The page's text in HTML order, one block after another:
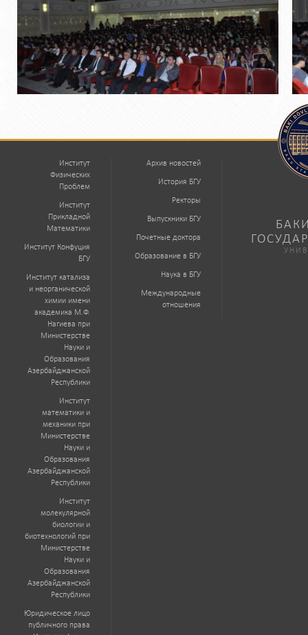
Институт
Физических
Проблем
Институт
Прикладной
Математики
Институт Конфуция
БГУ
Институт катализа
и неорганической
химии имени
академика М.Ф.
Нагиева при
Министерстве
Науки и
Образования
Азербайджанской
Республики
Институт
математики и
механики при
Министерстве
Науки и
Образования
Азербайджанской
Республики
Институт
молекулярной
биологии и
биотехнологий при
Министерстве
Науки и
Образования
Азербайджанской
Республики
Юридическое лицо
публичного права
Архив новостей
История БГУ
Ректоры
Выпускники БГУ
Почетные доктора
Образование в БГУ
Наука в БГУ
Международные
отношения